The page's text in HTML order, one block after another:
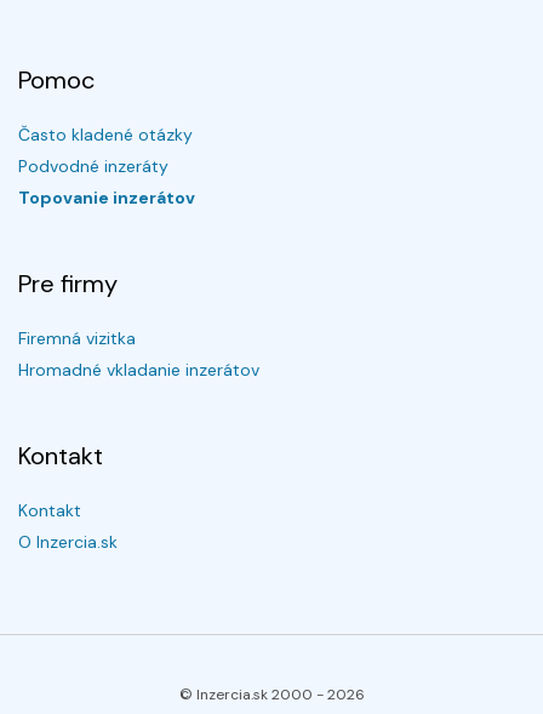
Pomoc
Často kladené otázky
Podvodné inzeráty
Topovanie inzerátov
Pre firmy
Firemná vizitka
Hromadné vkladanie inzerátov
Kontakt
Kontakt
O Inzercia.sk
© Inzercia.sk 2000 -2026